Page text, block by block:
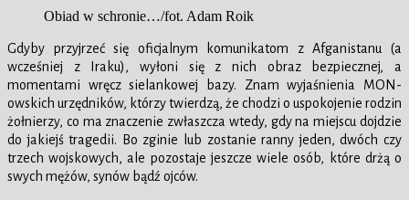
Obiad w schronie…/fot. Adam Roik
Gdyby przyjrzeć się oficjalnym komunikatom z Afganistanu (a
wcześniej z Iraku), wyłoni się z nich obraz bezpiecznej, a
momentami wręcz sielankowej bazy. Znam wyjaśnienia MON-
owskich urzędników, którzy twierdzą, że chodzi o uspokojenie rodzin
żołnierzy, co ma znaczenie zwłaszcza wtedy, gdy na miejscu dojdzie
do jakiejś tragedii. Bo zginie lub zostanie ranny jeden, dwóch czy
trzech wojskowych, ale pozostaje jeszcze wiele osób, które drżą o
swych mężów, synów bądź ojców.